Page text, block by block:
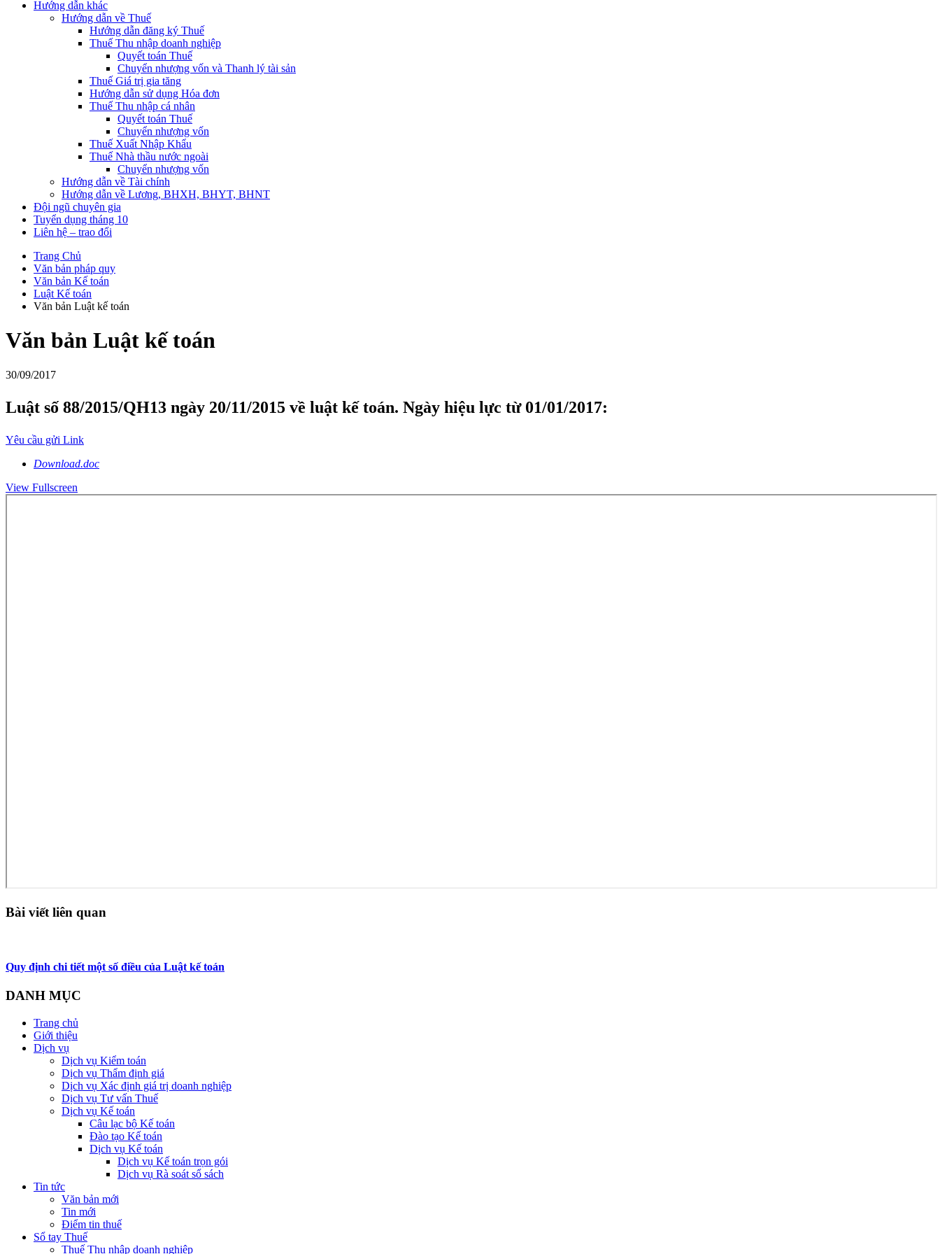
Hướng dẫn khác
Hướng dẫn về Thuế
Hướng dẫn đăng ký Thuế
Thuế Thu nhập doanh nghiệp
Quyết toán Thuế
Chuyển nhượng vốn và Thanh lý tài sản
Thuế Giá trị gia tăng
Hướng dẫn sử dụng Hóa đơn
Thuế Thu nhập cá nhân
Quyết toán Thuế
Chuyển nhượng vốn
Thuế Xuất Nhập Khẩu
Thuế Nhà thầu nước ngoài
Chuyển nhượng vốn
Hướng dẫn về Tài chính
Hướng dẫn về Lương, BHXH, BHYT, BHNT
Đội ngũ chuyên gia
Tuyển dụng tháng 10
Liên hệ – trao đổi
Trang Chủ
Văn bản pháp quy
Văn bản Kế toán
Luật Kế toán
Văn bản Luật kế toán
Văn bản Luật kế toán
30/09/2017
Luật số 88/2015/QH13 ngày 20/11/2015 về luật kế toán. Ngày hiệu lực từ 01/01/2017:
Yêu cầu gửi Link
Download.doc
View Fullscreen
Bài viết liên quan
Quy định chi tiết một số điều của Luật kế toán
DANH MỤC
Trang chủ
Giới thiệu
Dịch vụ
Dịch vụ Kiểm toán
Dịch vụ Thẩm định giá
Dịch vụ Xác định giá trị doanh nghiệp
Dịch vụ Tư vấn Thuế
Dịch vụ Kế toán
Câu lạc bộ Kế toán
Đào tạo Kế toán
Dịch vụ Kế toán
Dịch vụ Kế toán trọn gói
Dịch vụ Rà soát sổ sách
Tin tức
Văn bản mới
Tin mới
Điểm tin thuế
Sổ tay Thuế
Thuế Thu nhập doanh nghiệp